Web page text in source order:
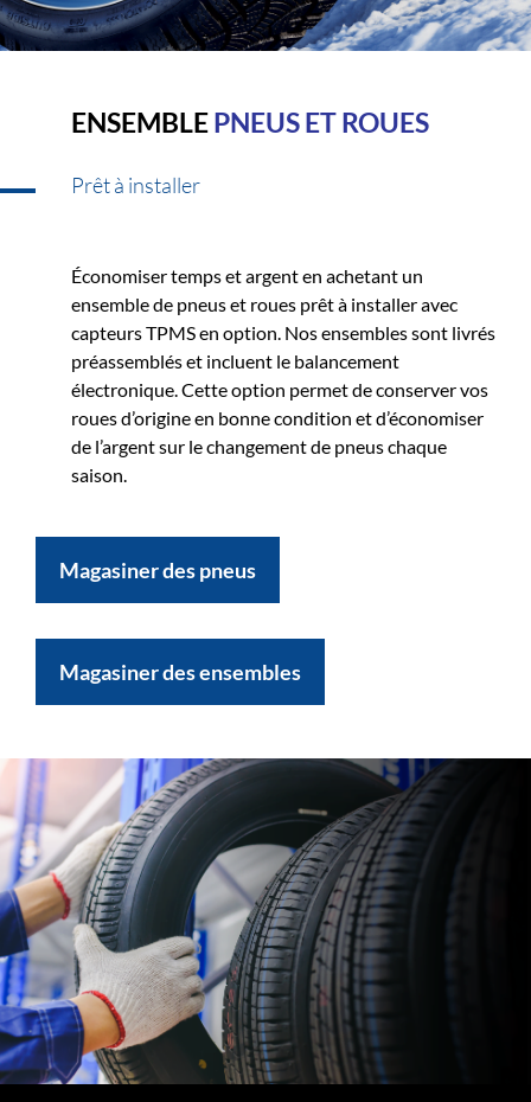
ENSEMBLEPNEUS ET ROUES
Prêt à installer
Économiser temps et argent en achetant un
ensemble de pneus et roues prêt à installer avec
capteurs TPMS en option. Nos ensembles sont livrés
préassemblés et incluent le balancement
électronique. Cette option permet de conserver vos
roues d’origine en bonne condition et d’économiser
de l’argent sur le changement de pneus chaque
saison.
Magasiner des pneus
Magasiner des ensembles